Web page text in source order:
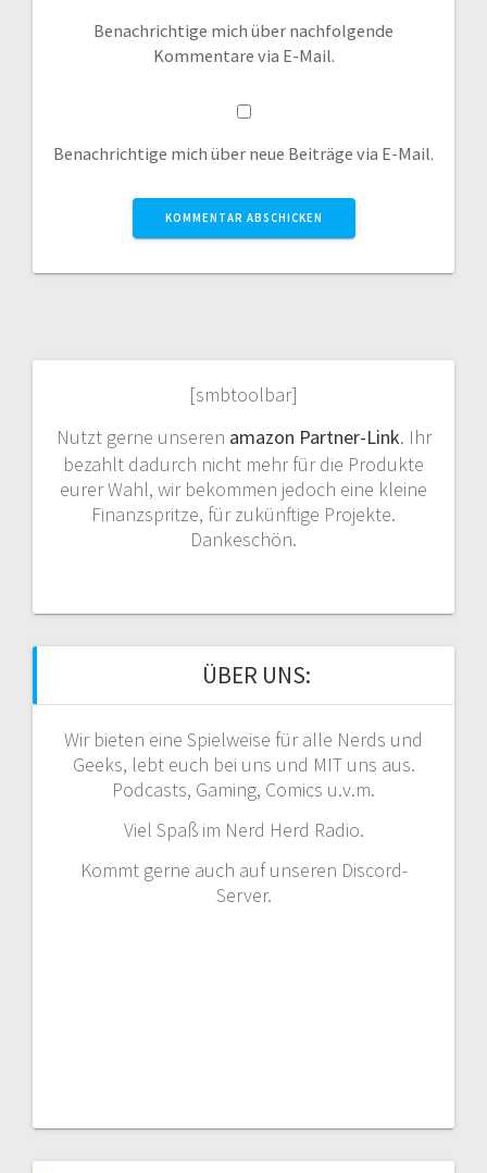
Benachrichtige mich über nachfolgende
Kommentare via E-Mail.
Benachrichtige mich über neue Beiträge via E-Mail.
[smbtoolbar]
Nutzt gerne unseren amazon Partner-Link. Ihr
bezahlt dadurch nicht mehr für die Produkte
eurer Wahl, wir bekommen jedoch eine kleine
Finanzspritze, für zukünftige Projekte.
Dankeschön.
ÜBER UNS:
Wir bieten eine Spielweise für alle Nerds und
Geeks, lebt euch bei uns und MIT uns aus.
Podcasts, Gaming, Comics u.v.m.
Viel Spaß im Nerd Herd Radio.
Kommt gerne auch auf unseren Discord-
Server.